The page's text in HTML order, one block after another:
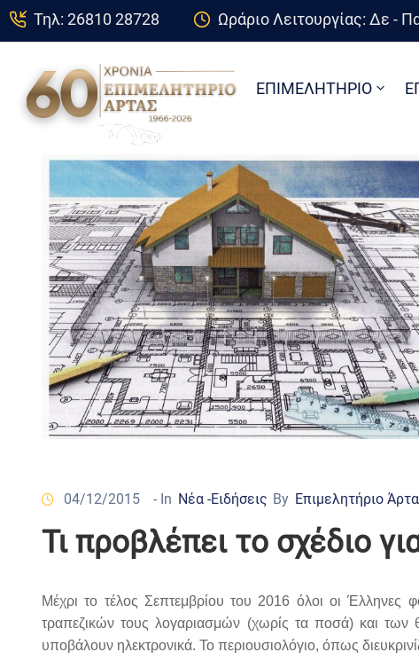
Τηλ: 26810 28728 Ωράριο Λειτουργίας: Δε -
ΕΠΙΜΕΛΗΤΗΡΙΟ
04/12/2015 - In Νέα -Ειδήσεις By Επιμελητήριο
Τι προβλέπει το σχέδιο
Μέχρι το τέλος Σεπτεμβρίου του 2016 όλοι οι
τραπεζικών τους λογαριασμών (χωρίς τα ποσά) και
υποβάλουν ηλεκτρονικά. Το περιουσιολόγιο, όπως